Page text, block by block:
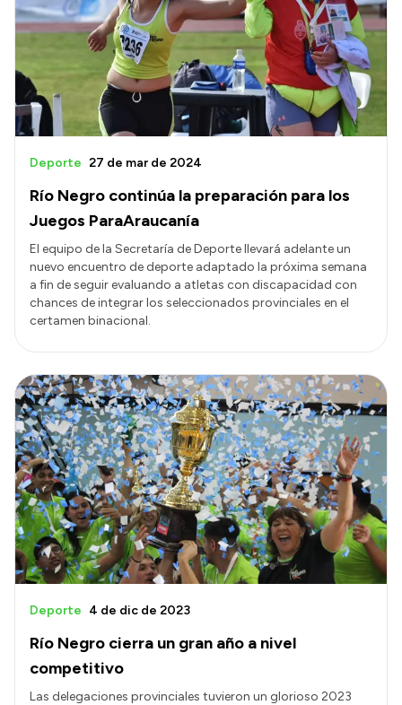
Río Negro continúa la preparación para los
Juegos ParaAraucanía
Deporte 27 de mar de 2024
El equipo de la Secretaría de Deporte llevará adelante un
nuevo encuentro de deporte adaptado la próxima semana
a fin de seguir evaluando a atletas con discapacidad con
chances de integrar los seleccionados provinciales en el
certamen binacional.
Río Negro cierra un gran año a nivel
competitivo
Deporte 4 de dic de 2023
Las delegaciones provinciales tuvieron un glorioso 2023